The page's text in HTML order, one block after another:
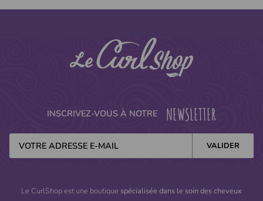
(21 avis)
INSCRIVEZ-VOUS À NOTRE NEWSLETTER
Le CurlShop est une boutique spécialisée dans le soin des cheveux